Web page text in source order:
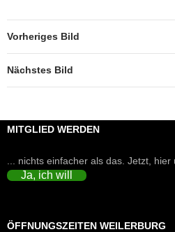
Vorheriges Bild
Nächstes Bild
MITGLIED WERDEN
... nichts einfacher als das. Jetzt, hier
Ja, ich will
ÖFFNUNGSZEITEN WEILERBURG